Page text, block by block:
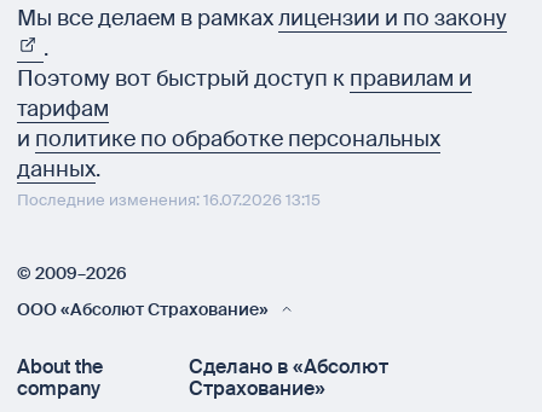
Мы все делаем в рамкахлицензии и по закону
.
Поэтому вот быстрый доступ к правилам и
тарифам
и политике по обработке персональных
данных.
Последние изменения: 16.07.2026 13:15
© 2009–2026
ООО «Абсолют Страхование»
About the
company
Сделано в «Абсолют
Страхование»